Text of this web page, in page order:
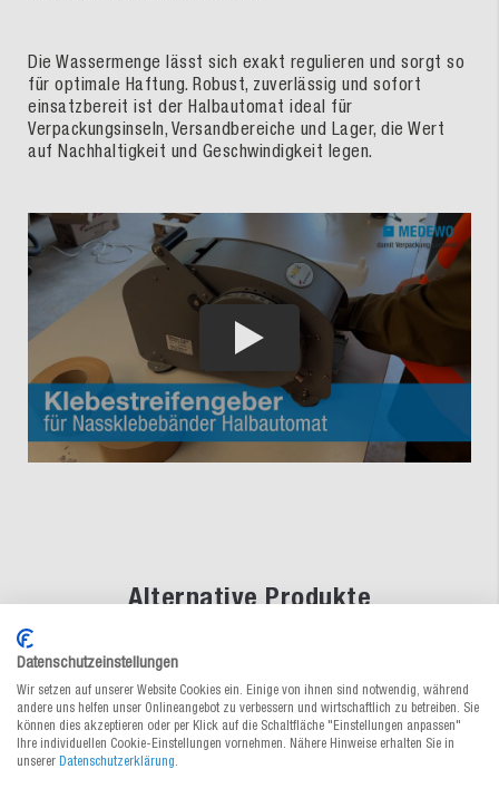
Die Wassermenge lässt sich exakt regulieren und sorgt so
für optimale Haftung. Robust, zuverlässig und sofort
einsatzbereit ist der Halbautomat ideal für
Verpackungsinseln, Versandbereiche und Lager, die Wert
auf Nachhaltigkeit und Geschwindigkeit legen.
Alternative Produkte
Datenschutzeinstellungen
Wir setzen auf unserer Website Cookies ein. Einige von ihnen sind notwendig, während
andere uns helfen unser Onlineangebot zu verbessern und wirtschaftlich zu betreiben. Sie
können dies akzeptieren oder per Klick auf die Schaltfläche "Einstellungen anpassen"
Ihre individuellen Cookie-Einstellungen vornehmen. Nähere Hinweise erhalten Sie in
unserer Datenschutzerklärung.